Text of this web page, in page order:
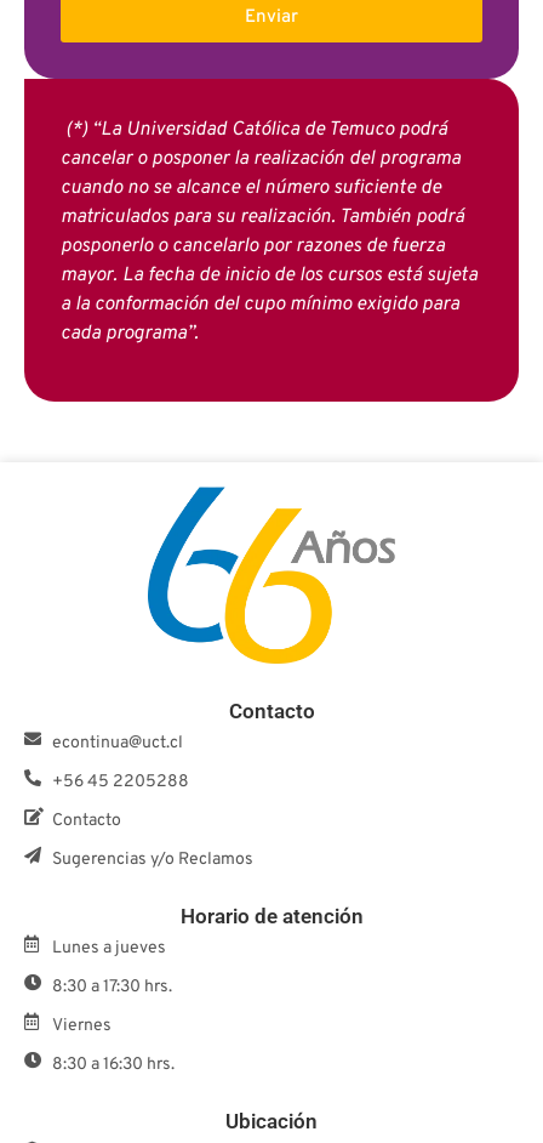
Enviar
(*) “La Universidad Católica de Temuco podrá
cancelar o posponer la realización del programa
cuando no se alcance el número suficiente de
matriculados para su realización. También podrá
posponerlo o cancelarlo por razones de fuerza
mayor. La fecha de inicio de los cursos está sujeta
a la conformación del cupo mínimo exigido para
cada programa”.
Contacto
econtinua@uct.cl
+56 45 2205288
Contacto
Sugerencias y/o Reclamos
Horario de atención
Lunes a jueves
8:30 a 17:30 hrs.
Viernes
8:30 a 16:30 hrs.
Ubicación